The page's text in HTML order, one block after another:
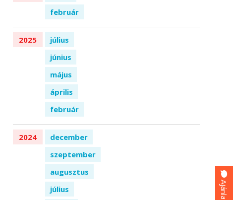
február
2025
július
június
május
április
február
2024
december
szeptember
augusztus
július